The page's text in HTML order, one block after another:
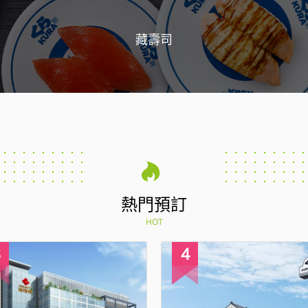
藏壽司
熱門預訂
HOT
1